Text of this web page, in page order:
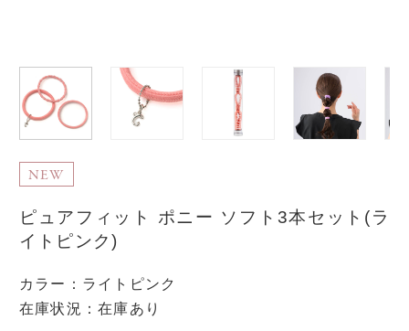
NEW
ピュアフィット ポニー ソフト3本セット(ラ
イトピンク)
カラー ： ライトピンク
在庫状況：在庫あり